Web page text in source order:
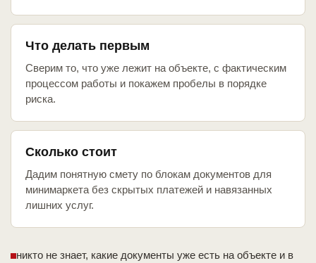
Что делать первым
Сверим то, что уже лежит на объекте, с фактическим
процессом работы и покажем пробелы в порядке
риска.
Сколько стоит
Дадим понятную смету по блокам документов для
минимаркета без скрытых платежей и навязанных
лишних услуг.
никто не знает, какие документы уже есть на объекте и в